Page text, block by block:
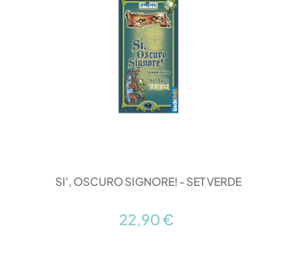
SI', OSCURO SIGNORE! - SET VERDE
22,90 €